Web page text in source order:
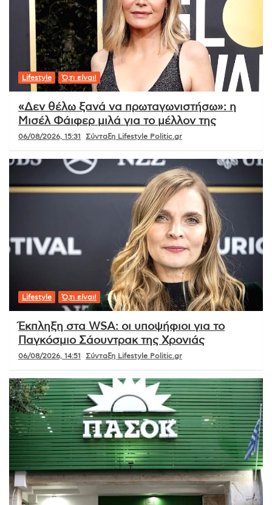
Lifestyle Ό,τι είναι!
«Δεν θέλω ξανά να πρωταγωνιστήσω»: η
Μισέλ Φάιφερ μιλά για το μέλλον της
06/08/2026, 15:31 Σύνταξη Lifestyle Politic.gr
Lifestyle Ό,τι είναι!
Έκπληξη στα WSA: οι υποψήφιοι για το
Παγκόσμιο Σάουντρακ της Χρονιάς
06/08/2026, 14:51 Σύνταξη Lifestyle Politic.gr